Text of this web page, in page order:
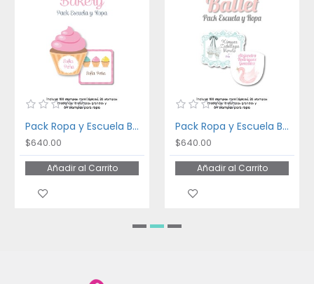
Pack Ropa y Escuela Bakery
$640.00
Añadir al Carrito
Pack Ropa y Escuela Ballet
$640.00
Añadir al Carrito